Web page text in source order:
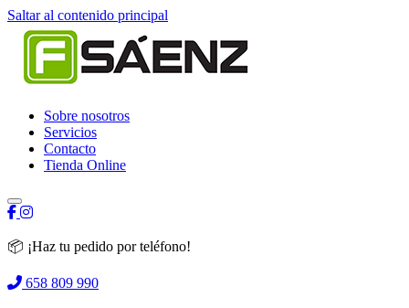
Saltar al contenido principal
Sobre nosotros
Servicios
Contacto
Tienda Online
📦 ¡Haz tu pedido por teléfono!
658 809 990